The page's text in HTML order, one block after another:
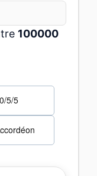
100000
5/5